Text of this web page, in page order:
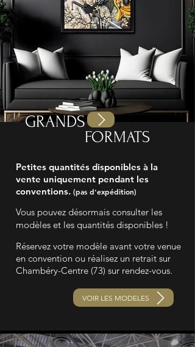
FORMATS
VOIR L'AGENDA
GRANDS
Petites quantités disponibles à la
vente uniquement pendant les
conventions. (pas d'expédition)
Vous pouvez désormais consulter les
modèles et les quantités disponibles !
Réservez votre modèle avant votre venue
en convention ou réalisez un retrait sur
Chambéry-Centre (73) sur rendez-vous.
VOIR LES MODELES